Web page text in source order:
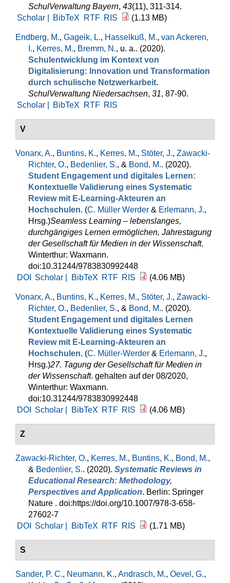
SchulVerwaltung Bayern, 43(11), 311-314.
Scholar |
BibTeX RTF RIS (1.13 MB)
Endberg, M., Gageik, L., Hasselkuß, M., van Ackeren,
I., Kerres, M., Bremm, N., u. a.. (2020).
Schulentwicklung im Kontext von
Digitalisierung: Innovation und Transformation
durch schulische Netzwerkarbeit.
SchulVerwaltung Niedersachsen, 31, 87-90.
Scholar |
BibTeX RTF RIS
V
Vonarx, A., Buntins, K., Kerres, M., Stöter, J., Zawacki-
Richter, O., Bedenlier, S., & Bond, M.. (2020).
Student Engagement und digitales Lernen:
Kontextuelle Validierung eines Systematic
Review mit E-Learning-Akteuren an
Hochschulen. (C. Müller Werder & Erlemann, J.,
Hrsg.)Seamless Learning – lebenslanges,
durchgängiges Lernen ermöglichen, Jahrestagung
der Gesellschaft für Medien in der Wissenschaft.
Winterthur: Waxmann.
doi:10.31244/9783830992448
DOI
Scholar | BibTeX RTF RIS (4.06 MB)
Vonarx, A., Buntins, K., Kerres, M., Stöter, J., Zawacki-
Richter, O., Bedenlier, S., & Bond, M.. (2020).
Student Engagement und digitales Lernen
Kontextuelle Validierung eines Systematic
Review mit E-Learning-Akteuren an
Hochschulen. (C. Müller-Werder & Erlemann, J.,
Hrsg.)27. Tagung der Gesellschaft für Medien in
der Wissenschaft. gehalten auf der 08/2020,
Winterthur: Waxmann.
doi:10.31244/9783830992448
DOI
Scholar | BibTeX RTF RIS (4.06 MB)
Z
Zawacki-Richter, O., Kerres, M., Buntins, K., Bond, M.,
& Bedenlier, S.. (2020). Systematic Reviews in
Educational Research: Methodology,
Perspectives and Application. Berlin: Springer
Nature . doi:https://doi.org/10.1007/978-3-658-
27602-7
DOI
Scholar | BibTeX RTF RIS (1.71 MB)
S
Sander, P. C., Neumann, K., Andrasch, M., Oevel, G.,